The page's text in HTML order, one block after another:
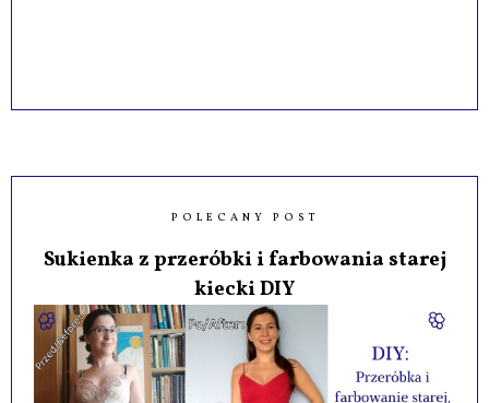
POLECANY POST
Sukienka z przeróbki i farbowania starej
kiecki DIY